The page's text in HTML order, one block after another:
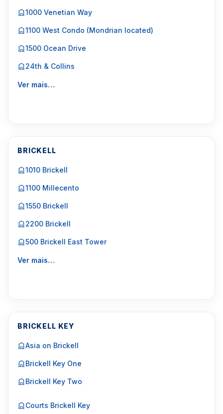
1000 Venetian Way
1100 West Condo (Mondrian located)
1500 Ocean Drive
24th & Collins
Ver mais…
BRICKELL
1010 Brickell
1100 Millecento
1550 Brickell
2200 Brickell
500 Brickell East Tower
Ver mais…
BRICKELL KEY
Asia on Brickell
Brickell Key One
Brickell Key Two
Courts Brickell Key